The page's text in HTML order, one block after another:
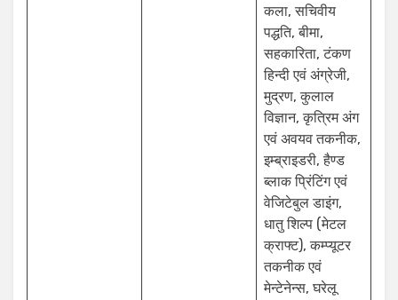
कला, सचिवीय
पद्धति, बीमा,
सहकारिता, टंकण
हिन्दी एवं अंग्रेजी,
मुद्रण, कुलाल
विज्ञान, कृत्रिम अंग
एवं अवयव तकनीक,
इम्ब्राइडरी, हैण्ड
ब्लाक प्रिंटिंग एवं
वेजिटेबुल डाइंग,
धातु शिल्प (मेटल
क्राफ्ट), कम्प्यूटर
तकनीक एवं
मेन्टेनेन्स, घरेलू